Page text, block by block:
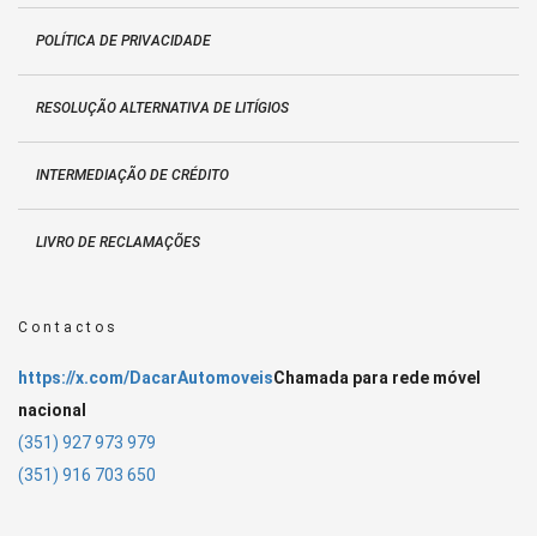
POLÍTICA DE PRIVACIDADE
RESOLUÇÃO ALTERNATIVA DE LITÍGIOS
INTERMEDIAÇÃO DE CRÉDITO
LIVRO DE RECLAMAÇÕES
Contactos
https://x.com/DacarAutomoveisChamada para rede móvel
nacional
(351) 927 973 979
(351) 916 703 650